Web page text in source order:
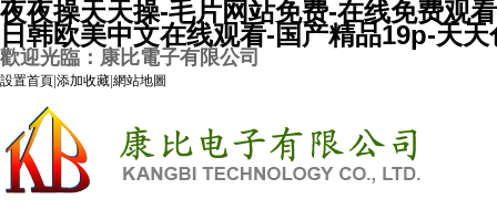
夜夜操天天操-毛片网站免费-在线免费观
日韩欧美中文在线观看-国产精品19p-天
歡迎光臨：康比電子有限公司
設置首頁 添加收藏 網站地圖